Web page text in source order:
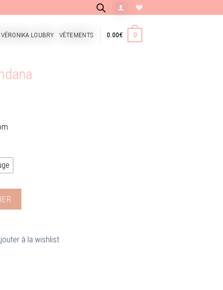
LOUBRY VÊTEMENTS 0.00€ 0
à la wishlist